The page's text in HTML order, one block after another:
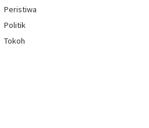
Peristiwa
Politik
Tokoh